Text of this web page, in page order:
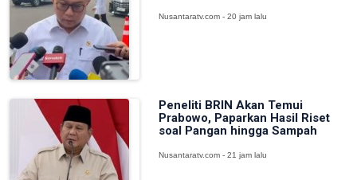
Nusantaratv.com - 20 jam lalu
Peneliti BRIN Akan Temui
Prabowo, Paparkan Hasil Riset
soal Pangan hingga Sampah
Nusantaratv.com - 21 jam lalu